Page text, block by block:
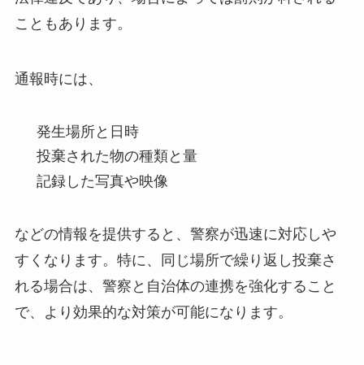
こともあります。
通報時には、
発生場所と日時
投棄された物の種類と量
記録した写真や映像
などの情報を提供すると、警察が迅速に対応しや
すくなります。特に、同じ場所で繰り返し投棄さ
れる場合は、警察と自治体の連携を強化すること
で、より効果的な対策が可能になります。